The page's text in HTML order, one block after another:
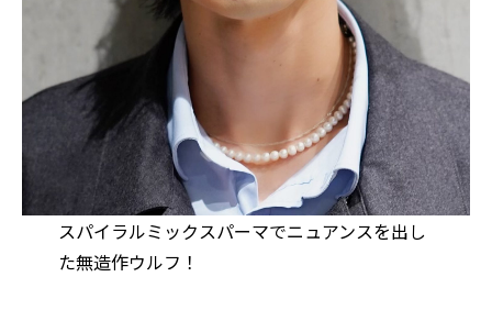
スパイラルミックスパーマでニュアンスを出し
た無造作ウルフ！